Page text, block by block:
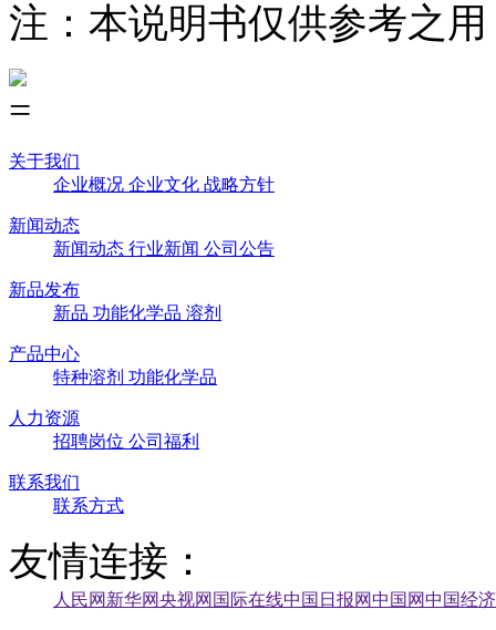
注 ： 本说明书仅供参考之
关于我们
企业概况 企业文化 战略方针
新闻动态
新闻动态 行业新闻 公司公告
新品发布
新品 功能化学品 溶剂
产品中心
特种溶剂 功能化学品
人力资源
招聘岗位 公司福利
联系我们
联系方式
友情连接：
人民网 新华网央视网 国际在线中国日报网中国网中国经